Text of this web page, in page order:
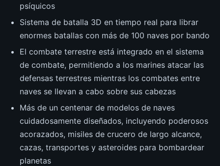
psíquicos
Sistema de batalla 3D en tiempo real para librar
enormes batallas con más de 100 naves por bando
El combate terrestre está integrado en el sistema
de combate, permitiendo a los marines atacar las
defensas terrestres mientras los combates entre
naves se llevan a cabo sobre sus cabezas
Más de un centenar de modelos de naves
cuidadosamente diseñados, incluyendo poderosos
acorazados, misiles de crucero de largo alcance,
cazas, transportes y asteroides para bombardear
planetas